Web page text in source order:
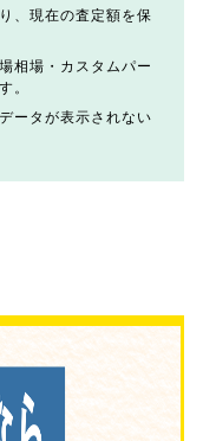
、現在の査定額を保
相場・カスタムパー
。
ータが表示されない